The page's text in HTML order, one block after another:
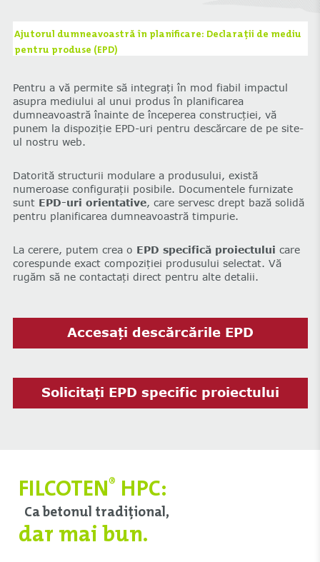
Ajutorul dumneavoastră în planificare: Declarații de mediu
pentru produse (EPD)
Pentru a vă permite să integrați în mod fiabil impactul
asupra mediului al unui produs în planificarea
dumneavoastră înainte de începerea construcției, vă
punem la dispoziție EPD-uri pentru descărcare de pe site-
ul nostru web.
Datorită structurii modulare a produsului, există
numeroase configurații posibile. Documentele furnizate
sunt EPD-uri orientative, care servesc drept bază solidă
pentru planificarea dumneavoastră timpurie.
La cerere, putem crea o EPD specifică proiectului care
corespunde exact compoziției produsului selectat. Vă
rugăm să ne contactați direct pentru alte detalii.
Accesați descărcările EPD
Solicitați EPD specific proiectului
FILCOTEN® HPC:
Ca betonul tradițional,
dar mai bun.